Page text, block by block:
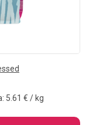
5.61 € / kg